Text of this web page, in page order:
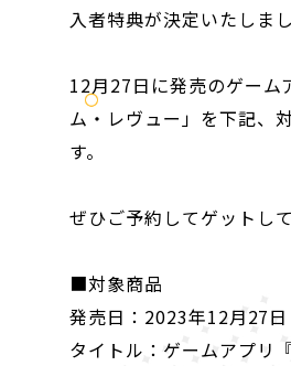
入者特典が決定いたしま
12月27日に発売のゲー
ム・レヴュー」を下記、
す。
ぜひご予約してゲットし
■対象商品
発売日：2023年12月27
タイトル：ゲームアプリ